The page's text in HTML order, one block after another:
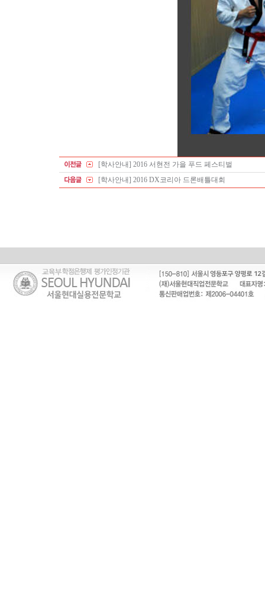
[학사안내] 2016 서현전 가을 푸드 페스티벌
[학사안내] 2016 DX코리아 드론배틀대회